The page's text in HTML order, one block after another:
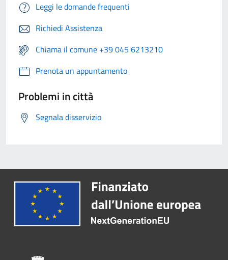
Leggi le domande frequenti
Richiedi Assistenza
Chiama il comune +39 045 6213210
Prenota un appuntamento
Problemi in città
Segnala disservizio